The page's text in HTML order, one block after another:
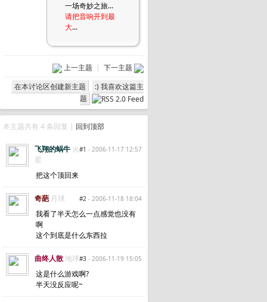
一场奇妙之旅...
请把音响开到最
大...
上一主题 | 下一主题
在本讨论区创建新主题
:) 我喜欢这篇主
题
本主题共有 4 条回复 | 回到顶部
#1 - 2006-11-17 12:57
飞翔的蜗牛 火
星
把这个顶回来
#2 - 2006-11-18 18:04
奇葩 月球
我看了半天怎么一点感觉也没有
啊
这个到底是什么东西拉
#3 - 2006-11-19 15:05
曲终人散地球
这是什么游戏啊?
半天没反应呢~